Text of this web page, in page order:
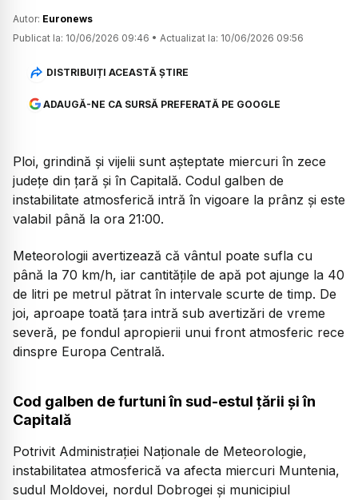
Autor: Euronews
Publicat la: 10/06/2026 09:46 • Actualizat la: 10/06/2026 09:56
DISTRIBUIȚI ACEASTĂ ȘTIRE
ADAUGĂ-NE CA SURSĂ PREFERATĂ PE GOOGLE
Ploi, grindină și vijelii sunt așteptate miercuri în zece
județe din țară și în Capitală. Codul galben de
instabilitate atmosferică intră în vigoare la prânz și este
valabil până la ora 21:00.
Meteorologii avertizează că vântul poate sufla cu
până la 70 km/h, iar cantitățile de apă pot ajunge la 40
de litri pe metrul pătrat în intervale scurte de timp. De
joi, aproape toată țara intră sub avertizări de vreme
severă, pe fondul apropierii unui front atmosferic rece
dinspre Europa Centrală.
Cod galben de furtuni în sud-estul țării și în
Capitală
Potrivit Administrației Naționale de Meteorologie,
instabilitatea atmosferică va afecta miercuri Muntenia,
sudul Moldovei, nordul Dobrogei și municipiul